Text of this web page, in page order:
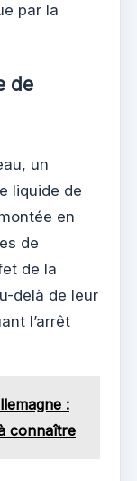
par la
de
un
liquide de
en
de
de la
delà de leur
l’arrêt
:
connaître